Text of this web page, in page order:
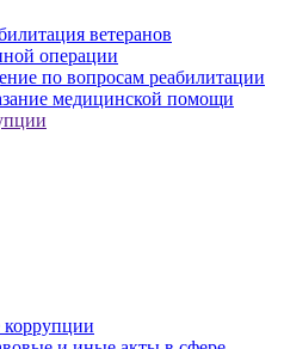
ветеранов
операции
по вопросам реабилитации
медицинской помощи
коррупции